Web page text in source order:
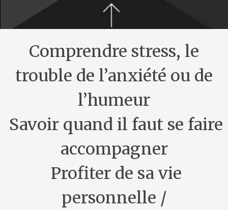
Comprendre stress, le
trouble de l’anxiété ou de
l’humeur
Savoir quand il faut se faire
accompagner
Profiter de sa vie
personnelle /